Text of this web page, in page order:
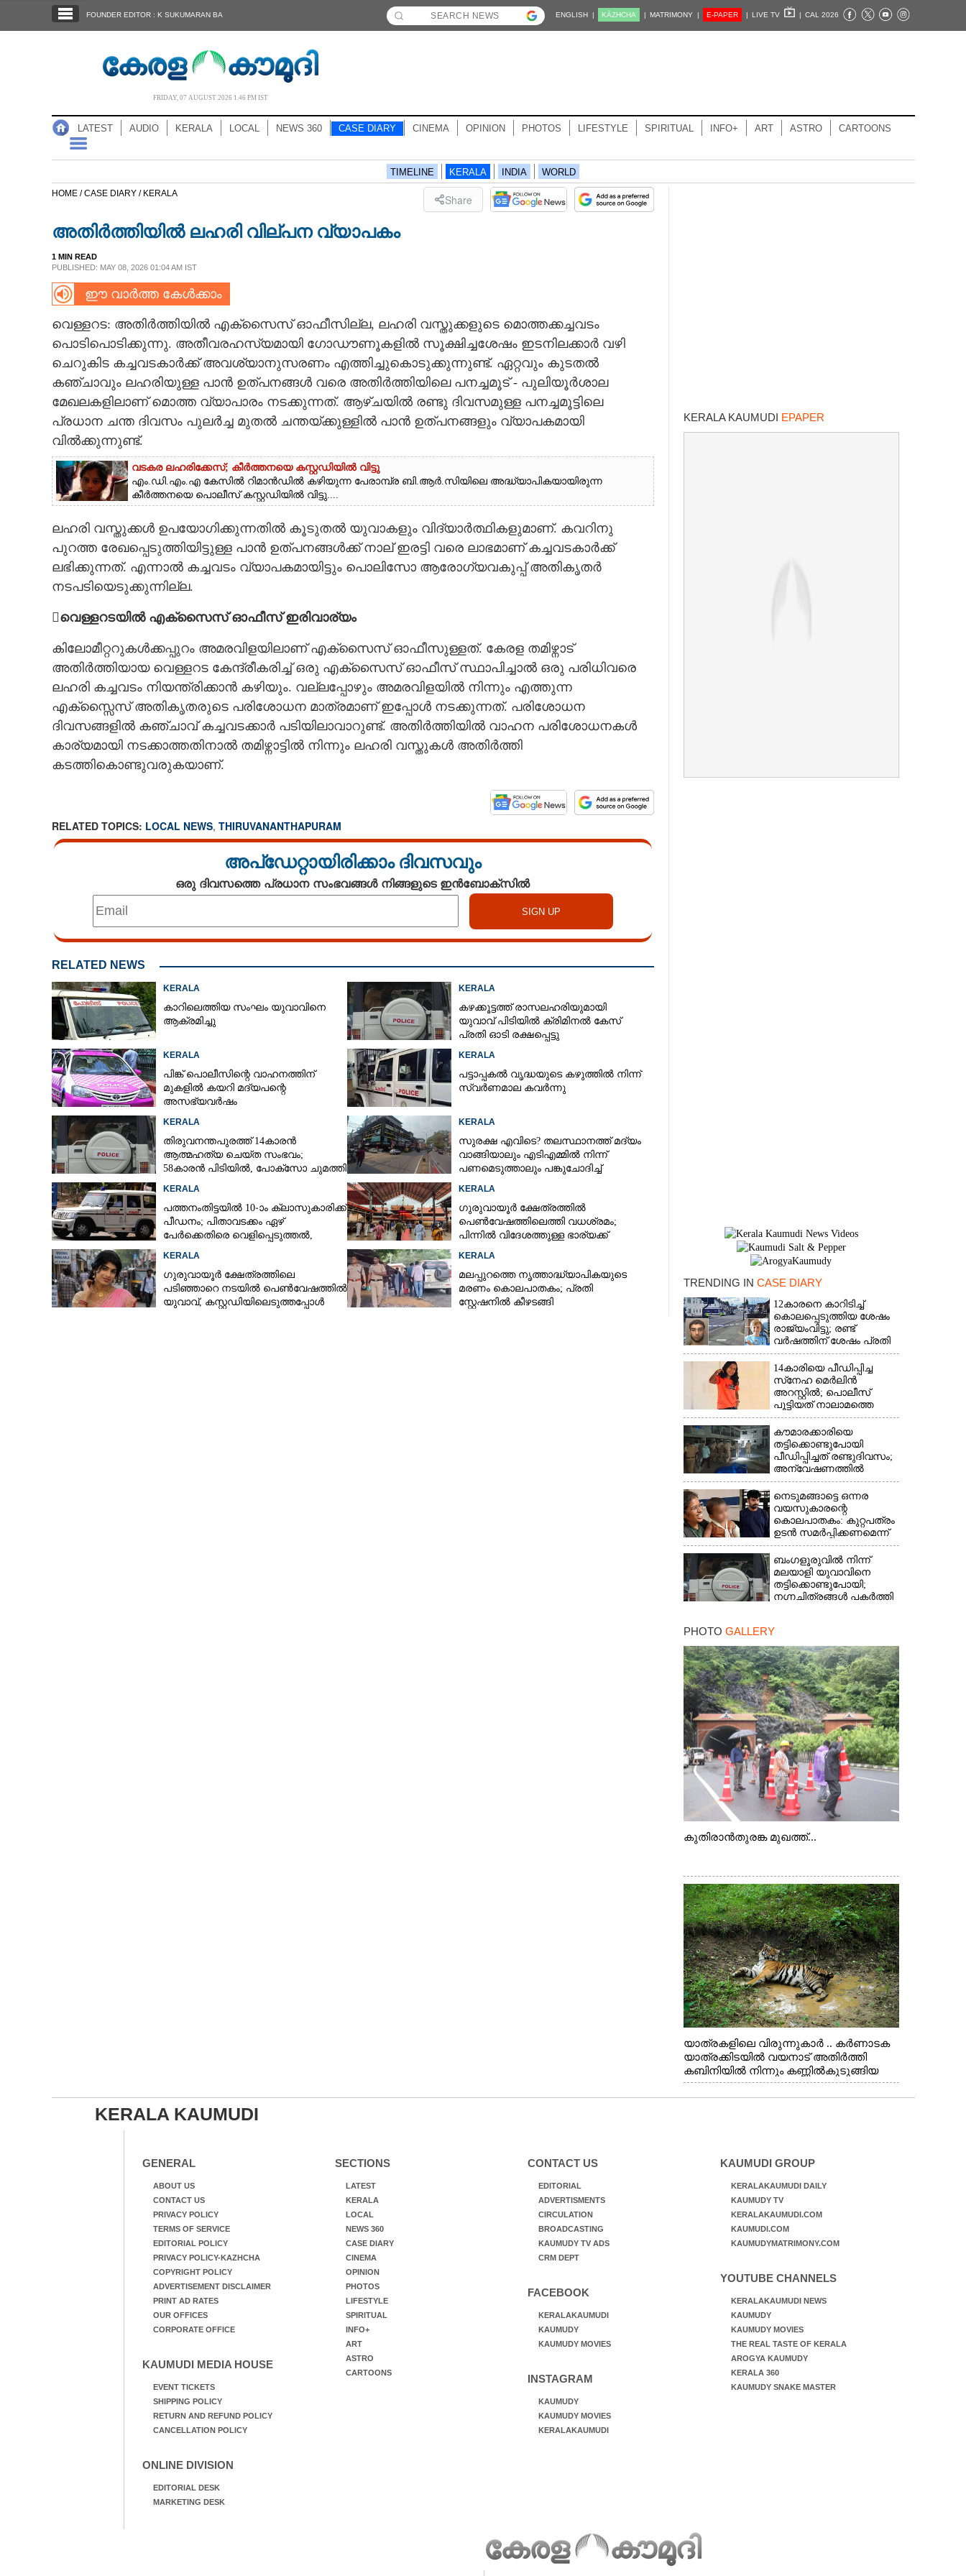
NOTIFIED NEWS
CASE DIARY
LIFESTYLE
SPIRITUAL
CARTOONS
LITERATURE
FOUNDER EDITOR : K SUKUMARAN BA ENGLISH | KĀZHCHA | MATRIMONY | E-PAPER | LIVE TV | CAL 2026
FRIDAY, 07 AUGUST 2026 1.46 PM IST
LATEST AUDIO KERALA LOCAL NEWS 360 CASE DIARY CINEMA OPINION PHOTOS LIFESTYLE SPIRITUAL INFO+ ART ASTRO CARTOONS
TIMELINE KERALA INDIA WORLD
HOME /CASE DIARY / KERALA Share
അതിർത്തിയിൽ ലഹരി വില്പന വ്യാപകം
1 MIN READ
PUBLISHED: MAY 08, 2026 01:04 AM IST
ഈ വാർത്ത കേൾക്കാം
വെള്ളറട: അതിർത്തിയിൽ എക്സൈസ് ഓഫീസില്ല, ലഹരി വസ്തുക്കളുടെ മൊത്തക്കച്ചവടം
പൊടിപൊടിക്കുന്നു. അതീവരഹസ്യമായി ഗോഡൗണൂകളിൽ സൂക്ഷിച്ചശേഷം ഇടനിലക്കാർ വഴി
ചെറുകിട കച്ചവടകാർക്ക് അവശ്യാനുസരണം എത്തിച്ചുകൊടുക്കുന്നുണ്ട്. ഏറ്റവും കുടതൽ
കഞ്ചാവും ലഹരിയുള്ള പാൻ ഉത്പനങ്ങൾ വരെ അതിർത്തിയിലെ പനച്ചമൂട് - പുലിയൂർശാല
മേഖലകളിലാണ് മൊത്ത വ്യാപാരം നടക്കുന്നത്. ആഴ്ചയിൽ രണ്ടു ദിവസമുള്ള പനച്ചമൂട്ടിലെ
പ്രധാന ചന്ത ദിവസം പുലർച്ച മുതൽ ചന്തയ്ക്കുള്ളിൽ പാൻ ഉത്പനങ്ങളും വ്യാപകമായി
വിൽക്കുന്നുണ്ട്.
വടകര ലഹരിക്കേസ്; കീർത്തനയെ കസ്റ്റഡിയിൽ വിട്ടു
എം.ഡി.എം.എ കേസിൽ റിമാൻഡിൽ കഴിയുന്ന പേരാമ്പ്ര ബി.ആർ.സിയിലെ അദ്ധ്യാപികയായിരുന്ന
കീർത്തനയെ പൊലീസ് കസ്റ്റഡിയിൽ വിട്ടു....
ലഹരി വസ്തുക്കൾ ഉപയോഗിക്കുന്നതിൽ കൂടുതൽ യുവാകളും വിദ്യാർത്ഥികളുമാണ്. കവറിനു
പുറത്ത രേഖപ്പെടുത്തിയിട്ടുള്ള പാൻ ഉത്പനങ്ങൾക്ക് നാല് ഇരട്ടി വരെ ലാഭമാണ് കച്ചവടകാർക്ക്
ലഭിക്കുന്നത്. എന്നാൽ കച്ചവടം വ്യാപകമായിട്ടും പൊലിസോ ആരോഗ്യവകുപ്പ് അതികൃതർ
നടപടിയെടുക്കുന്നില്ല.
വെള്ളറടയിൽ എക്സൈസ് ഓഫീസ് ഇരിവാര്യം
കിലോമീറ്ററുകൾക്കപ്പുറം അമരവിളയിലാണ് എക്സൈസ് ഓഫീസുള്ളത്. കേരള തമിഴ്നാട്
അതിർത്തിയായ വെള്ളറട കേന്ദ്രീകരിച്ച് ഒരു എക്സൈസ് ഓഫീസ് സ്ഥാപിച്ചാൽ ഒരു പരിധിവരെ
ലഹരി കച്ചവടം നിയന്ത്രിക്കാൻ കഴിയും. വല്ലപ്പോഴും അമരവിളയിൽ നിന്നും എത്തുന്ന
എക്സ്സൈസ് അതികൃതരുടെ പരിശോധന മാത്രമാണ് ഇപ്പോൾ നടക്കുന്നത്. പരിശോധന
ദിവസങ്ങളിൽ കഞ്ചാവ് കച്ചവടക്കാർ പടിയിലാവാറുണ്ട്. അതിർത്തിയിൽ വാഹന പരിശോധനകൾ
കാര്യമായി നടക്കാത്തതിനാൽ തമിഴ്നാട്ടിൽ നിന്നും ലഹരി വസ്തുകൾ അതിർത്തി
കടത്തികൊണ്ടുവരുകയാണ്.
RELATED TOPICS: LOCAL NEWS, THIRUVANANTHAPURAM
അപ്ഡേറ്റായിരിക്കാം ദിവസവും
ഒരു ദിവസത്തെ പ്രധാന സംഭവങ്ങൾ നിങ്ങളുടെ ഇൻബോക്സിൽ
RELATED NEWS
KERALA
കാറിലെത്തിയ സംഘം യുവാവിനെ
ആക്രമിച്ചു
KERALA
കഴക്കൂട്ടത്ത് രാസലഹരിയുമായി
യുവാവ് പിടിയിൽ ക്രിമിനൽ കേസ്
പ്രതി ഓടി രക്ഷപ്പെട്ടു
KERALA
പിങ്ക് പൊലീസിന്റെ വാഹനത്തിന്
മുകളിൽ കയറി മദ്യപന്റെ
അസഭ്യവ‌ർഷം
KERALA
പട്ടാപ്പകൽ വൃദ്ധയുടെ കഴുത്തിൽ നിന്ന്
സ്വർണമാല കവർന്നു
KERALA
തിരുവനന്തപുരത്ത് 14കാരൻ
ആത്മഹത്യ ചെയ്ത സംഭവം;
58കാരൻ പിടിയിൽ, പോക്‌സോ ചുമത്തി
KERALA
സുരക്ഷ എവിടെ?​ തലസ്ഥാനത്ത് മദ്യം
വാങ്ങിയാലും എടിഎമ്മിൽ നിന്ന്
പണമെടുത്താലും പങ്കുചോദിച്ച്
KERALA
പത്തനംതിട്ടയിൽ 10-ാം ക്ലാസുകാരിക്ക്
പീഡനം; പിതാവടക്കം ഏഴ്
പേർക്കെതിരെ വെളിപ്പെടുത്തൽ,
KERALA
ഗുരുവായൂർ ക്ഷേത്രത്തിൽ
പെൺവേഷത്തിലെത്തി വധശ്രമം;
പിന്നിൽ വിദേശത്തുള്ള ഭാര്യക്ക്
KERALA
ഗുരുവായൂർ ക്ഷേത്രത്തിലെ
പടിഞ്ഞാറെ നടയിൽ പെൺവേഷത്തിൽ
യുവാവ്,​ കസ്റ്റഡിയിലെടുത്തപ്പോൾ
KERALA
മലപ്പുറത്തെ നൃത്താദ്ധ്യാപികയുടെ
മരണം കൊലപാതകം; പ്രതി
സ്റ്റേഷനിൽ കീഴടങ്ങി
KERALA KAUMUDI EPAPER
TRENDING IN CASE DIARY
12കാരനെ കാറിടിച്ച്
കൊലപ്പെടുത്തിയ ശേഷം
രാജ്യംവിട്ടു; രണ്ട്
വർഷത്തിന് ശേഷം പ്രതി
പിടിയിൽ
14കാരിയെ പീഡിപ്പിച്ച
സ്‌നേഹ മെർലിൻ
അറസ്റ്റിൽ; പൊലീസ്
പൂട്ടിയത് നാലാമത്തെ
പോക്‌സോ കേസിൽ
കൗമാരക്കാരിയെ
തട്ടിക്കൊണ്ടുപോയി
പീഡിപ്പിച്ചത് രണ്ടുദിവസം;
അന്വേഷണത്തിൽ
നിർണായകമായത്
ഓൺലൈൻ ഫുഡ്
ഡെലിവറി
നെടുമങ്ങാട്ടെ ഒന്നര
വയസുകാരന്റെ
കൊലപാതകം: കുറ്റപത്രം
ഉടൻ സമർപ്പിക്കണമെന്ന്
ഹൈക്കോടതി
ബംഗളൂരുവിൽ നിന്ന്
മലയാളി യുവാവിനെ
തട്ടിക്കൊണ്ടുപോയി;
നഗ്നചിത്രങ്ങൾ പകർത്തി
PHOTO GALLERY
കുതിരാൻതുരങ്ക മുഖത്ത്...
യാത്രകളിലെ വിരുന്നുകാർ .. കർണാടക
യാത്രക്കിടയിൽ വയനാട് അതിർത്തി
കബിനിയിൽ നിന്നും കണ്ണിൽകുടുങ്ങിയ
കടുവ.
KERALA KAUMUDI
GENERAL
ABOUT US
CONTACT US
PRIVACY POLICY
TERMS OF SERVICE
EDITORIAL POLICY
PRIVACY POLICY-KAZHCHA
COPYRIGHT POLICY
ADVERTISEMENT DISCLAIMER
PRINT AD RATES
OUR OFFICES
CORPORATE OFFICE
KAUMUDI MEDIA HOUSE
EVENT TICKETS
SHIPPING POLICY
RETURN AND REFUND POLICY
CANCELLATION POLICY
ONLINE DIVISION
EDITORIAL DESK
MARKETING DESK
SECTIONS
LATEST
KERALA
LOCAL
NEWS 360
CASE DIARY
CINEMA
OPINION
PHOTOS
LIFESTYLE
SPIRITUAL
INFO+
ART
ASTRO
CARTOONS
CONTACT US
EDITORIAL
ADVERTISMENTS
CIRCULATION
BROADCASTING
KAUMUDY TV ADS
CRM DEPT
FACEBOOK
KERALAKAUMUDI
KAUMUDY
KAUMUDY MOVIES
INSTAGRAM
KAUMUDY
KAUMUDY MOVIES
KERALAKAUMUDI
KAUMUDI GROUP
KERALAKAUMUDI DAILY
KAUMUDY TV
KERALAKAUMUDI.COM
KAUMUDI.COM
KAUMUDYMATRIMONY.COM
YOUTUBE CHANNELS
KERALAKAUMUDI NEWS
KAUMUDY
KAUMUDY MOVIES
THE REAL TASTE OF KERALA
AROGYA KAUMUDY
KERALA 360
KAUMUDY SNAKE MASTER
Share this link